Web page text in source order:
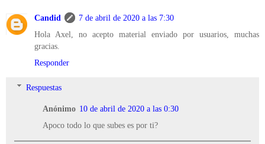
Candid
7 de abril de 2020 a las 7:30
Hola Axel, no acepto material enviado por usuarios, muchas
gracias.
Responder
Respuestas
Anónimo 10 de abril de 2020 a las 0:30
Apoco todo lo que subes es por ti?